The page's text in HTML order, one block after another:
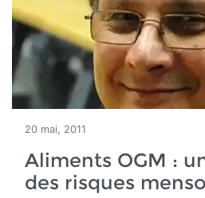
20 mai, 2011
Aliments OGM :
des risques